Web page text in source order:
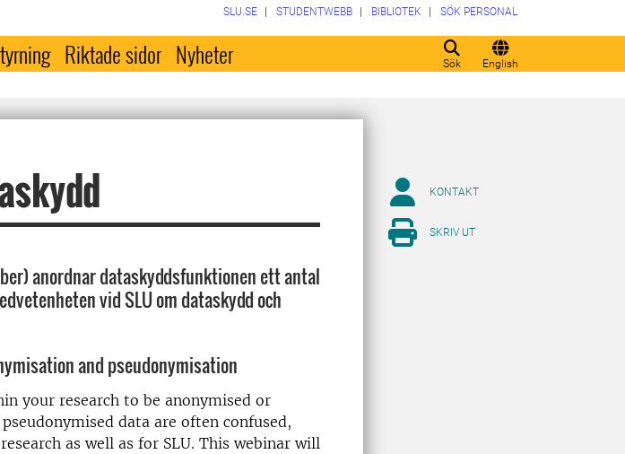
Sök English
SLU.SE STUDENTWEBB BIBLIOTEK SÖK PERSONAL
Riktade sidor Nyheter
anordnar dataskyddsfunktionen ett antal
vid SLU om dataskydd och
and pseudonymisation
your research to be anonymised or
data are often confused,
as well as for SLU. This webinar will
KONTAKT
SKRIV UT